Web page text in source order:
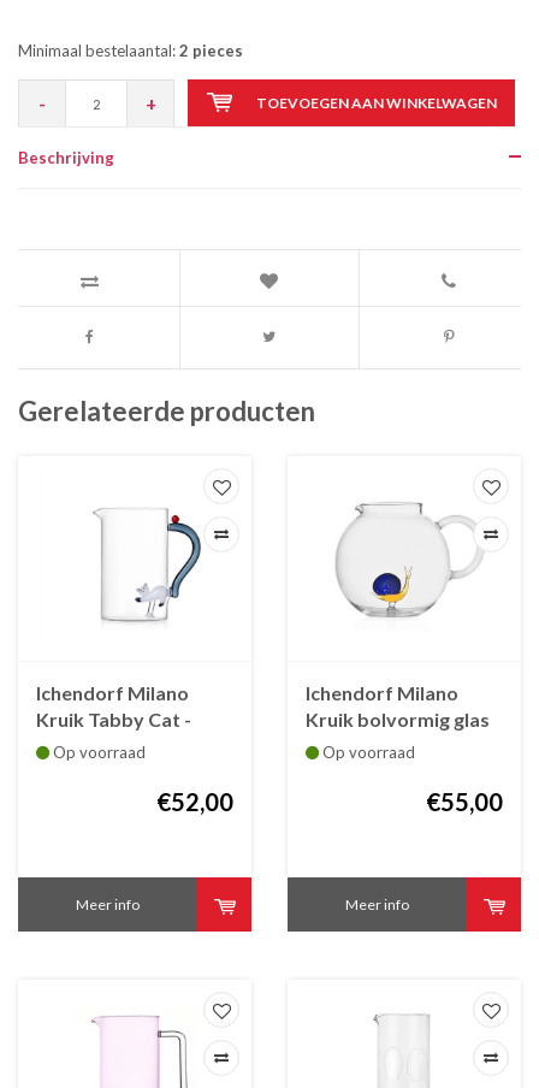
Minimaal bestelaantal:2 pieces
- + TOEVOEGEN AAN WINKELWAGEN
Beschrijving
Gerelateerde producten
Ichendorf Milano
Kruik Tabby Cat -
witte kat - handvat
Op voorraad
€52,00
Meer info
Ichendorf Milano
Kruik bolvormig glas
met slak amber en
Op voorraad
€55,00
Meer info